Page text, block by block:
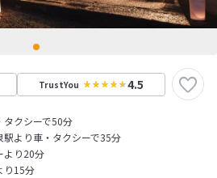
TrustYou 4.5
タクシーで50分
駅より車・タクシーで35分
より20分
り15分